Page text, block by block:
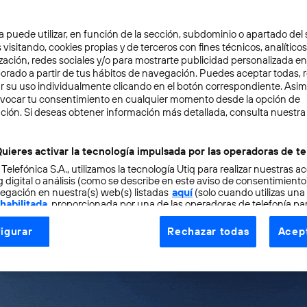
deexperimentar la realidady elacceso a la
en una fase inicial, su evolución está
de los distintos soportes que la hacen posible. Por
ligada a la forma de interactuar físicamente con los
los intereses de las distintas plataformas hacia
de crear una realidad mixta en tiempo real
información, ofrece múltiples posibilidades dentro de
la comunicación, la cultura, el marketing o el
puede utilizar, en función de la sección, subdominio o apartado del
visitando, cookies propias y de terceros con fines técnicos,
redes sociales y/o para mostrarte publicidad personalizada
a partir de tus hábitos de navegación. Puedes aceptar todas,
su uso individualmente clicando en el botón correspondiente.
tu consentimiento en cualquier momento desde la opción de
Si deseas obtener información más detallada, consulta nuestra
activar la tecnología impulsada por las operadoras de
S.A., utilizamos la tecnología Utiq para realizar nuestras
digital o análisis (como se describe en este aviso de
en nuestra(s) web(s) listadas aquí(solo cuando utilizas una
, proporcionada por una de las operadoras de telefonía
consentimiento en cada página web).
Utiq está diseñada con la privacidad como prioridad
Rechazar todas